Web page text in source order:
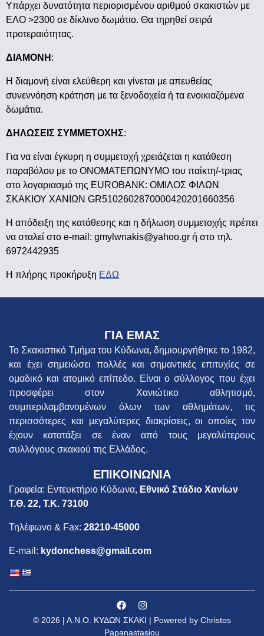
Υπάρχει δυνατότητα περιορισμένου αριθμού σκακιστών με
ΕΛΟ >2300 σε δίκλινο δωμάτιο. Θα τηρηθεί σειρά
προτεραιότητας.
ΔΙΑΜΟΝΗ :
Η διαμονή είναι ελεύθερη και γίνεται με απευθείας
συνεννόηση κράτηση με τα ξενοδοχεία ή τα ενοικιαζόμενα
δωμάτια.
ΔΗΛΩΣΕΙΣ ΣΥΜΜΕΤΟΧΗΣ:
Για να είναι έγκυρη η συμμετοχή χρειάζεται η κατάθεση
παραβόλου με το ΟΝΟΜΑΤΕΠΩΝΥΜΟ του παίκτη/-τριας
στο λογαριασμό της EUROBANK: ΟΜΙΛΟΣ ΦΙΛΩΝ
ΣΚΑΚΙΟΥ ΧΑΝΙΩΝ GR5102602870000420201660356
Η απόδειξη της κατάθεσης και η δήλωση συμμετοχής πρέπει
να σταλεί στο e-mail: gmylwnakis@yahoo.gr ή στο τηλ.
6972442935
Η πλήρης προκήρυξη ΕΔΩ
ΓΙΑ ΕΜΑΣ
Το Σκακιστικό Τμήμα του Κύδωνα, δημιουργήθηκε το 1982,
και έχει σημειώσει πολλές και σημαντικές επιτυχίες σε
ομαδικό και ατομικό επίπεδο. Είναι ο σύλλογος που έχει
προσφέρει στον Χανιώτικο αθλητισμό,
συμπεριλαμβανομένων όλων των αθλημάτων, τις
περισσότερες και μεγαλύτερες διακρίσεις, οι οποίες τον
έχουν κατατάξει σε έναν από τους μεγαλύτερους
συλλόγους σκακιού της Ελλάδος.
ΕΠΙΚΟΙΝΩΝΙΑ
Γραφεία: Εντευκτήριο Κύδωνα, Εθνικό Στάδιο Χανίων
Τ.Θ. 22, Τ.Κ. 73100
Τηλέφωνο & Fax: 28210-45000
E-mail: kydonchess@gmail.com
© 2026 | Α.Ν.Ο. ΚΥΔΩΝ ΣΚΑΚΙ | Powered by Christos
Papanastasiou